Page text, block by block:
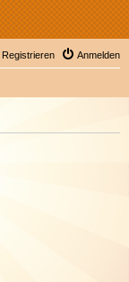
Anmelden
Registrieren